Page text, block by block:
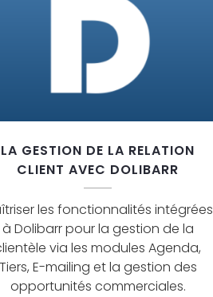
LA GESTION DE LA RELATION
CLIENT AVEC DOLIBARR
les fonctionnalités intégrées
à Dolibarr pour la gestion de la
via les modules Agenda,
Tiers, E-mailing et la gestion des
opportunités commerciales.